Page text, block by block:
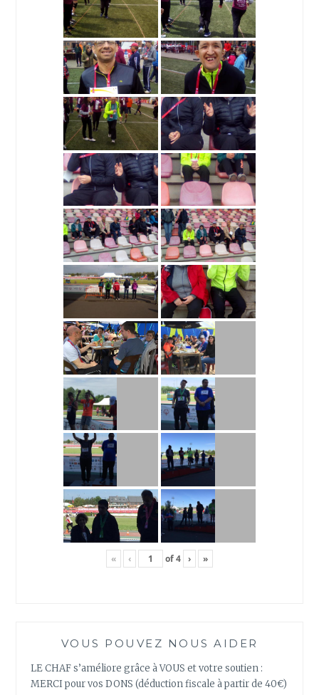
« ‹ of4 › »
VOUS POUVEZ NOUS AIDER
LE CHAF s’améliore grâce à VOUS et votre soutien :
MERCI pour vos DONS (déduction fiscale à partir de 40€)